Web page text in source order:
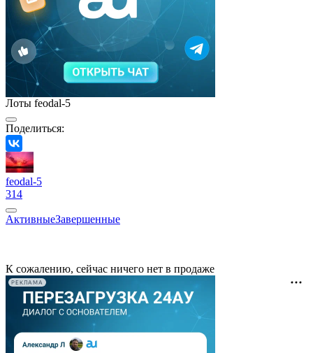
Лоты feodal-5
Поделиться:
feodal-5
314
АктивныеЗавершенные
К сожалению, сейчас ничего нет в продаже
РЕКЛАМА